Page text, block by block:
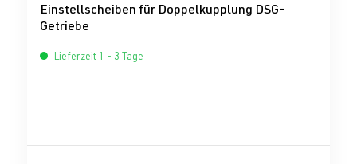
Einstellscheiben für Doppelkupplung DSG-
Getriebe
Lieferzeit 1 - 3 Tage